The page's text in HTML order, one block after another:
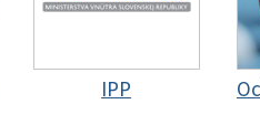
IPP